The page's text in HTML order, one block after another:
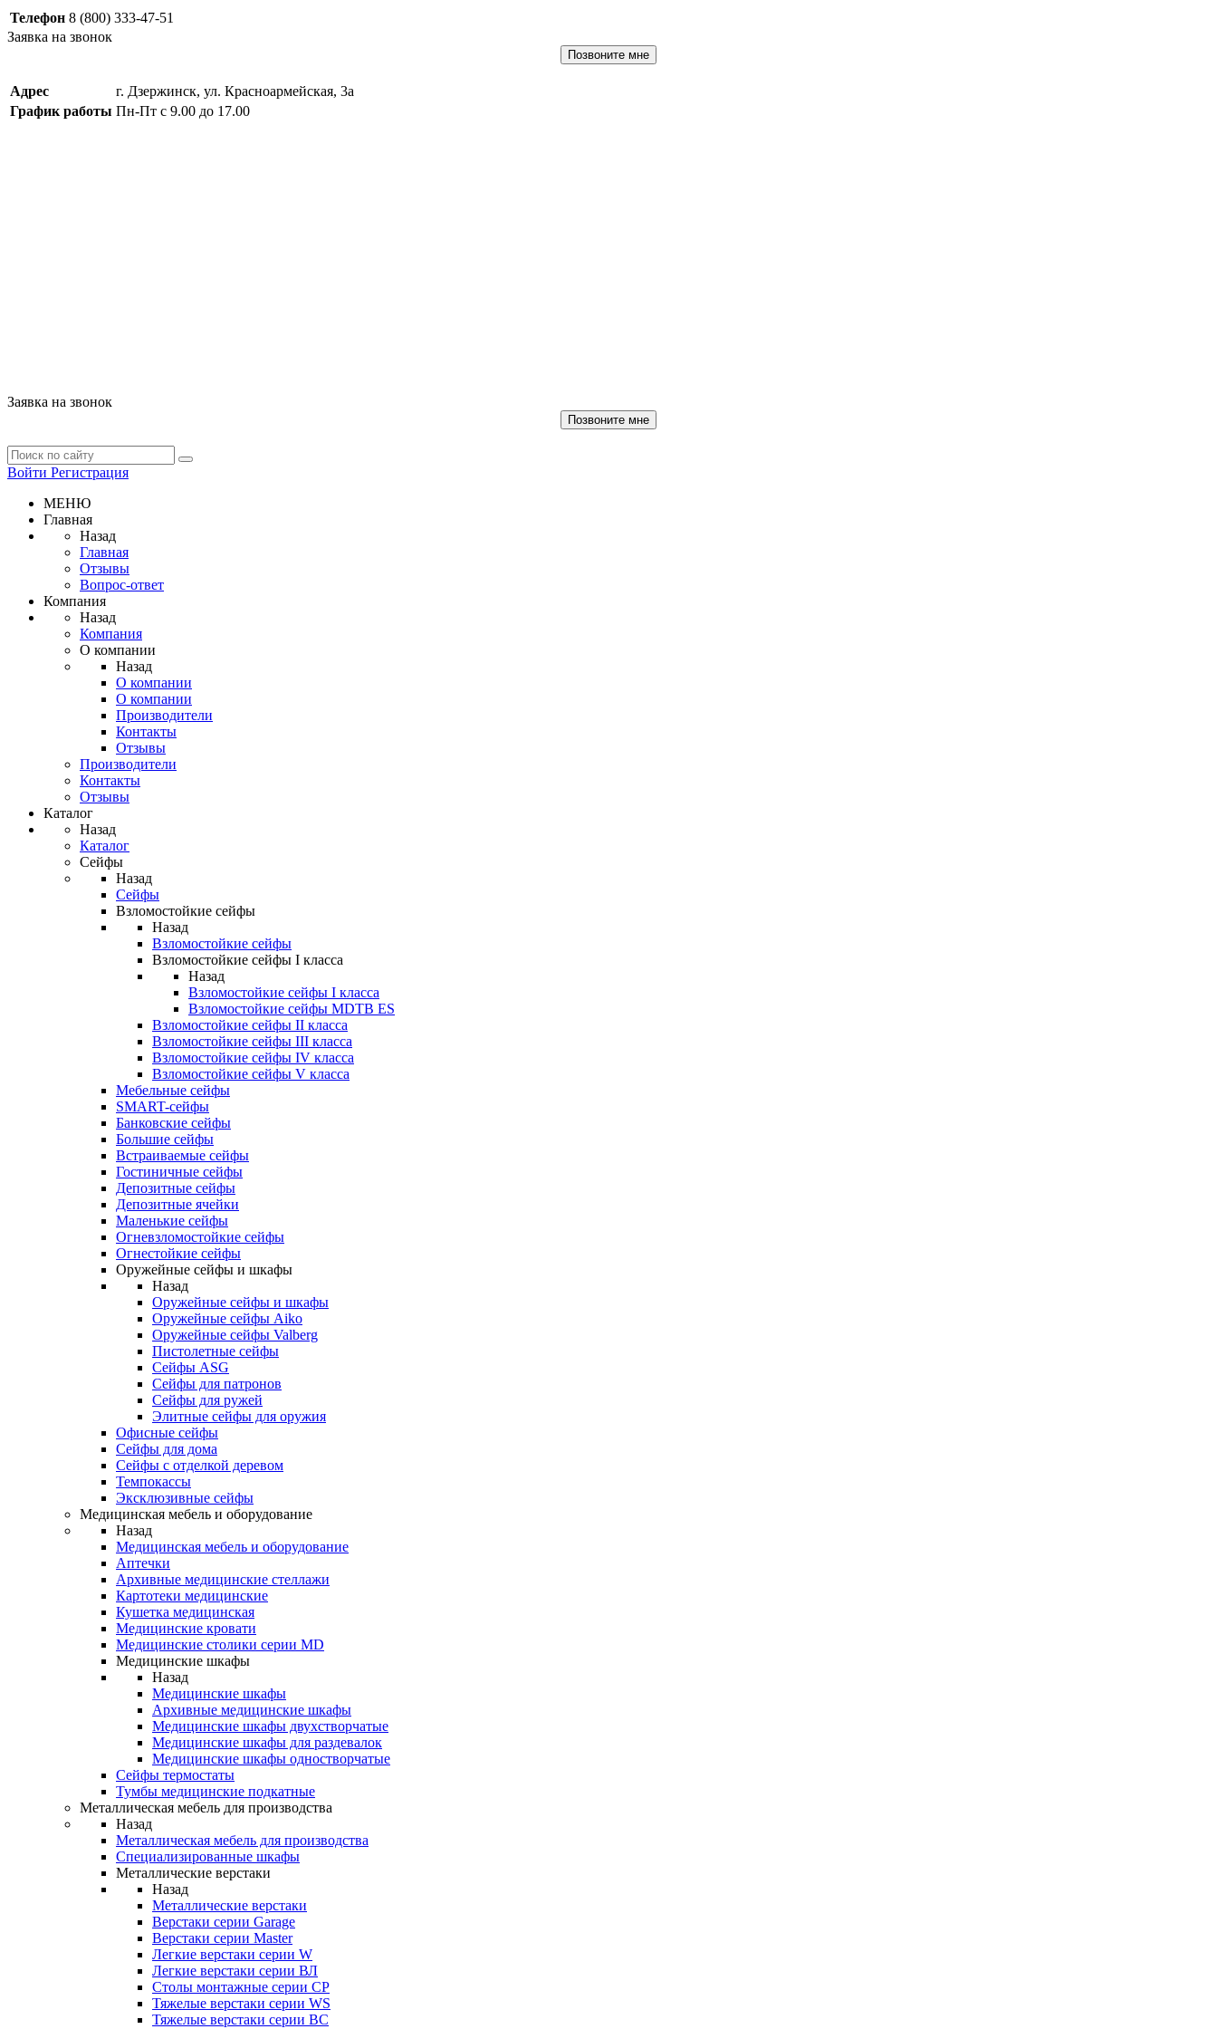
Телефон 8 (800) 333-47-51
Заявка на звонок
Позвоните мне
Адрес
г. Дзержинск, ул. Красноармейская, 3а
График работы Пн-Пт с 9.00 до 17.00
Заявка на звонок
Позвоните мне
Войти Регистрация
МЕНЮ
Главная
Назад
Главная
Отзывы
Вопрос-ответ
Компания
Назад
Компания
О компании
Назад
О компании
О компании
Производители
Контакты
Отзывы
Производители
Контакты
Отзывы
Каталог
Назад
Каталог
Сейфы
Назад
Сейфы
Взломостойкие сейфы
Назад
Взломостойкие сейфы
Взломостойкие сейфы I класса
Назад
Взломостойкие сейфы I класса
Взломостойкие сейфы MDTB ES
Взломостойкие сейфы II класса
Взломостойкие сейфы III класса
Взломостойкие сейфы IV класса
Взломостойкие сейфы V класса
Мебельные сейфы
SMART-сейфы
Банковские сейфы
Большие сейфы
Встраиваемые сейфы
Гостиничные сейфы
Депозитные сейфы
Депозитные ячейки
Маленькие сейфы
Огневзломостойкие сейфы
Огнестойкие сейфы
Оружейные сейфы и шкафы
Назад
Оружейные сейфы и шкафы
Оружейные сейфы Aiko
Оружейные сейфы Valberg
Пистолетные сейфы
Сейфы ASG
Сейфы для патронов
Сейфы для ружей
Элитные сейфы для оружия
Офисные сейфы
Сейфы для дома
Сейфы с отделкой деревом
Темпокассы
Эксклюзивные сейфы
Медицинская мебель и оборудование
Назад
Медицинская мебель и оборудование
Аптечки
Архивные медицинские стеллажи
Картотеки медицинские
Кушетка медицинская
Медицинские кровати
Медицинские столики серии MD
Медицинские шкафы
Назад
Медицинские шкафы
Архивные медицинские шкафы
Медицинские шкафы двухстворчатые
Медицинские шкафы для раздевалок
Медицинские шкафы одностворчатые
Сейфы термостаты
Тумбы медицинские подкатные
Металлическая мебель для производства
Назад
Металлическая мебель для производства
Cпециализированные шкафы
Металлические верстаки
Назад
Металлические верстаки
Верстаки серии Garage
Верстаки серии Master
Легкие верстаки серии W
Легкие верстаки серии ВЛ
Столы монтажные серии СР
Тяжелые верстаки серии WS
Тяжелые верстаки серии ВС